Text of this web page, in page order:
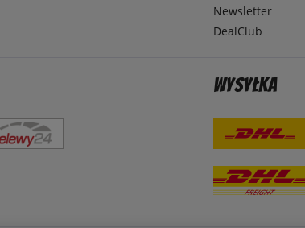
Newsletter
DealClub
Wysyłka